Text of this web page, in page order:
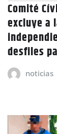
Comité
excluye a
desfiles
noticias